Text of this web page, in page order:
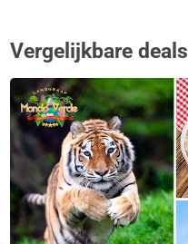
Vergelijkbare deals